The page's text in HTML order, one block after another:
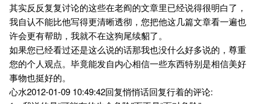
其实反反复复讨论的这些在老阎的文章里已经说得很明白了，
我自认不能比他写得更清晰透彻，您把他这几篇文章看一遍也
许会更有帮助，我就不在这狗尾续貂了。
如果您已经看过还是这么说的话那我也没什么好多说的，尊重
您的个人观点。毕竟能发自内心相信一些东西特别是相信美好
事物也挺好的。
心水2012-01-09 10:49:42回复悄悄话回复行着的评论: